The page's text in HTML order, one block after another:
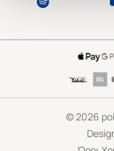
©2026